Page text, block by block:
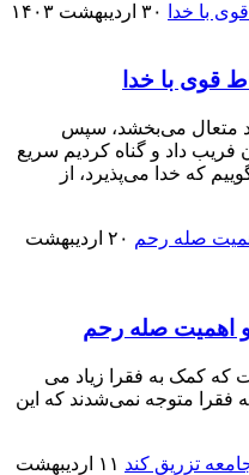
۳۰ اردیبهشت ۱۴۰۳
قوی با خدا
متعال می‌بخشد، سپس
فریب داد و گناه کردیم سریع
که خدا می‌پذیرد، از
۲۰ اردیبهشت
و اهمیت صله رحم
که کمک به فقرا زیاد می
فقرا متوجه نمی‌شدند که این
۱۱ اردیبهشت